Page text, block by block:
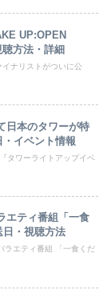
UP:OPEN
方法・詳細
ナリストがついに公
日本のタワーが特
イベント情報
タワーライトアップイベ
エティ番組「一食
日・視聴方法
ラエティ番組 「一食くだ